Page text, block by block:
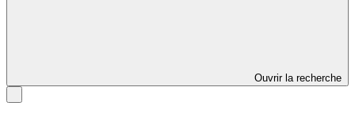
Ouvrir la recherche